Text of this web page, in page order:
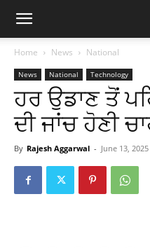
Home News National
News National Technology
ਹਰ ਉਡਾਣ ਤੋਂ
ਦੀ ਜਾਂਚ ਹੋਣੀ
By Rajesh Aggarwal - June 13, 2025